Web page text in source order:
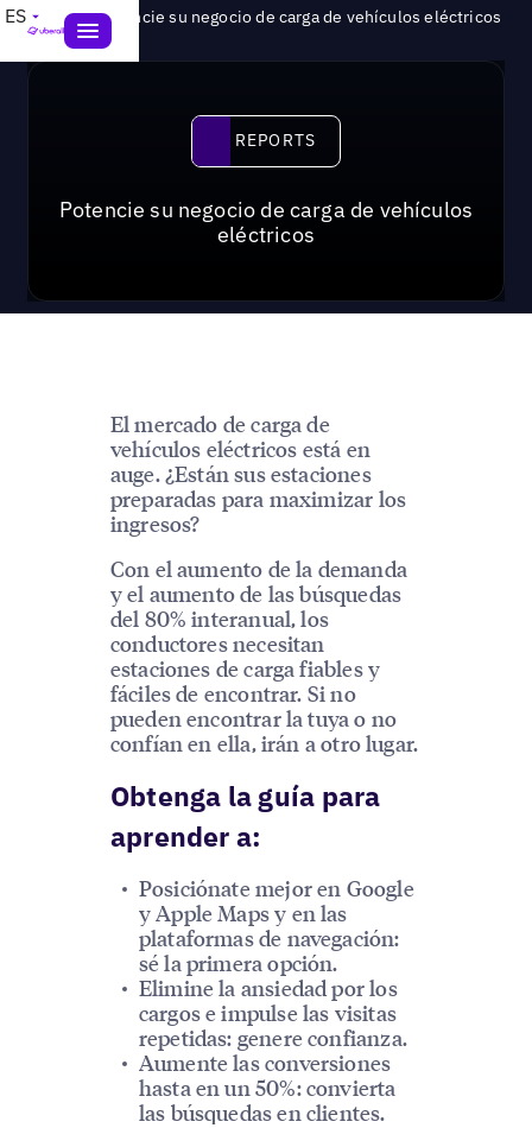
ES Reports>Potencie su negocio de carga de vehículos eléctricos
Reports
REPORTS
Potencie su negocio de carga de vehículos
eléctricos
El mercado de carga de
vehículos eléctricos está en
auge. ¿Están sus estaciones
preparadas para maximizar los
ingresos?
Con el aumento de la demanda
y el aumento de las búsquedas
del 80% interanual, los
conductores necesitan
estaciones de carga fiables y
fáciles de encontrar. Si no
pueden encontrar la tuya o no
confían en ella, irán a otro lugar.
Obtenga la guía para
aprender a:
Posiciónate mejor en Google
y Apple Maps y en las
plataformas de navegación:
sé la primera opción.
Elimine la ansiedad por los
cargos e impulse las visitas
repetidas: genere confianza.
Aumente las conversiones
hasta en un 50%: convierta
las búsquedas en clientes.